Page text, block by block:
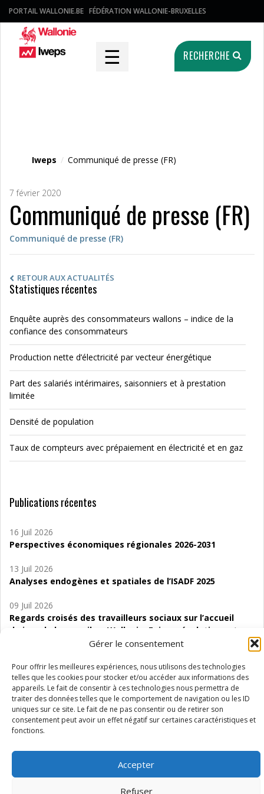
Gérer le consentement
Pour offrir les meilleures expériences, nous utilisons des technologies
telles que les cookies pour stocker et/ou accéder aux informations des
appareils. Le fait de consentir à ces technologies nous permettra de
traiter des données telles que le comportement de navigation ou les ID
uniques sur ce site. Le fait de ne pas consentir ou de retirer son
consentement peut avoir un effet négatif sur certaines caractéristiques et
fonctions.
Accepter
Refuser
PORTAIL WALLONIE.BE FÉDÉRATION WALLONIE-BRUXELLES
☰ RECHERCHE
Iweps / Communiqué de presse (FR)
7 février 2020
Communiqué de presse (FR)
Communiqué de presse (FR)
RETOUR AUX ACTUALITÉS
Statistiques récentes
Enquête auprès des consommateurs wallons – indice de la
confiance des consommateurs
Production nette d’électricité par vecteur énergétique
Part des salariés intérimaires, saisonniers et à prestation
limitée
Densité de population
Taux de compteurs avec prépaiement en électricité et en gaz
Publications récentes
16 Juil 2026
Perspectives économiques régionales 2026-2031
13 Juil 2026
Analyses endogènes et spatiales de l’ISADF 2025
09 Juil 2026
Regards croisés des travailleurs sociaux sur l’accueil
de jour de bas seuil en Wallonie. Enjeux, évolutions et
06 Juil 2026
Étude d’évaluabilité des Structures
d’accompagnement à l’autocréation d’emploi (SAACE)
01 Juil 2026
Pénurie du personnel infirmier :quels indicateurs
Wallonie ?